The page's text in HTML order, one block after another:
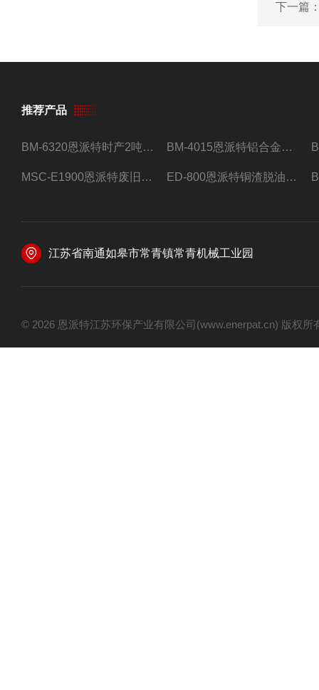
下一篇
推荐产品
BM-6320恩派特时产2吨合金钢屑压饼机 BM-4015恩派特铝合金屑压饼机 脱油效果好
MSC-E1900恩派特废旧锂电池极片破碎处理设备 ED-800恩派特铜渣脱油机废铜屑铝屑甩油机
江苏省南通如皋市常青镇常青机械工业园
© 2026 恩派特江苏环保产业有限公司(www.enerpat.cn) 版权